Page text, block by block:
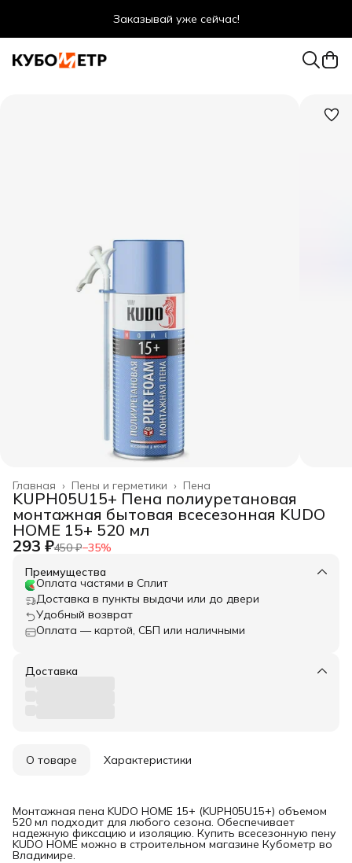
Заказывай уже сейчас!
Оптовые цены даже для физ. лиц
Пена
Пены и герметики ›
Главная ›
KUPH05U15+ Пена полиуретановая
монтажная бытовая всесезонная KUDO
HOME 15+ 520 мл
293 ₽450 ₽−35%
Преимущества
Оплата частями в Сплит
Доставка в пункты выдачи или до двери
Удобный возврат
Оплата — картой, СБП или наличными
Доставка
О товаре Характеристики
Монтажная пена KUDO HOME 15+ (KUPH05U15+) объемом
520 мл подходит для любого сезона. Обеспечивает
надежную фиксацию и изоляцию. Купить всесезонную пену
KUDO HOME можно в строительном магазине Кубометр во
Владимире.